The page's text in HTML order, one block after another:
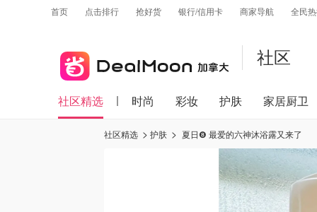
首页 点击排行 抢好货 银行/信用卡 商家导航 全民
社区
社区精选 时尚 彩妆 护肤 家居厨卫
社区精选 护肤 夏日❽ 最爱的六神沐浴露又来了